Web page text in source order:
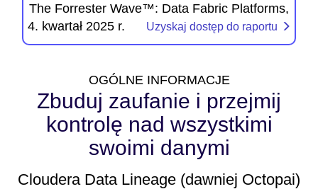
The Forrester Wave™: Data Fabric Platforms,
4. kwartał 2025 r.
Uzyskaj dostęp do raportu
OGÓLNE INFORMACJE
Zbuduj zaufanie i przejmij
kontrolę nad wszystkimi
swoimi danymi
Cloudera Data Lineage (dawniej Octopai)